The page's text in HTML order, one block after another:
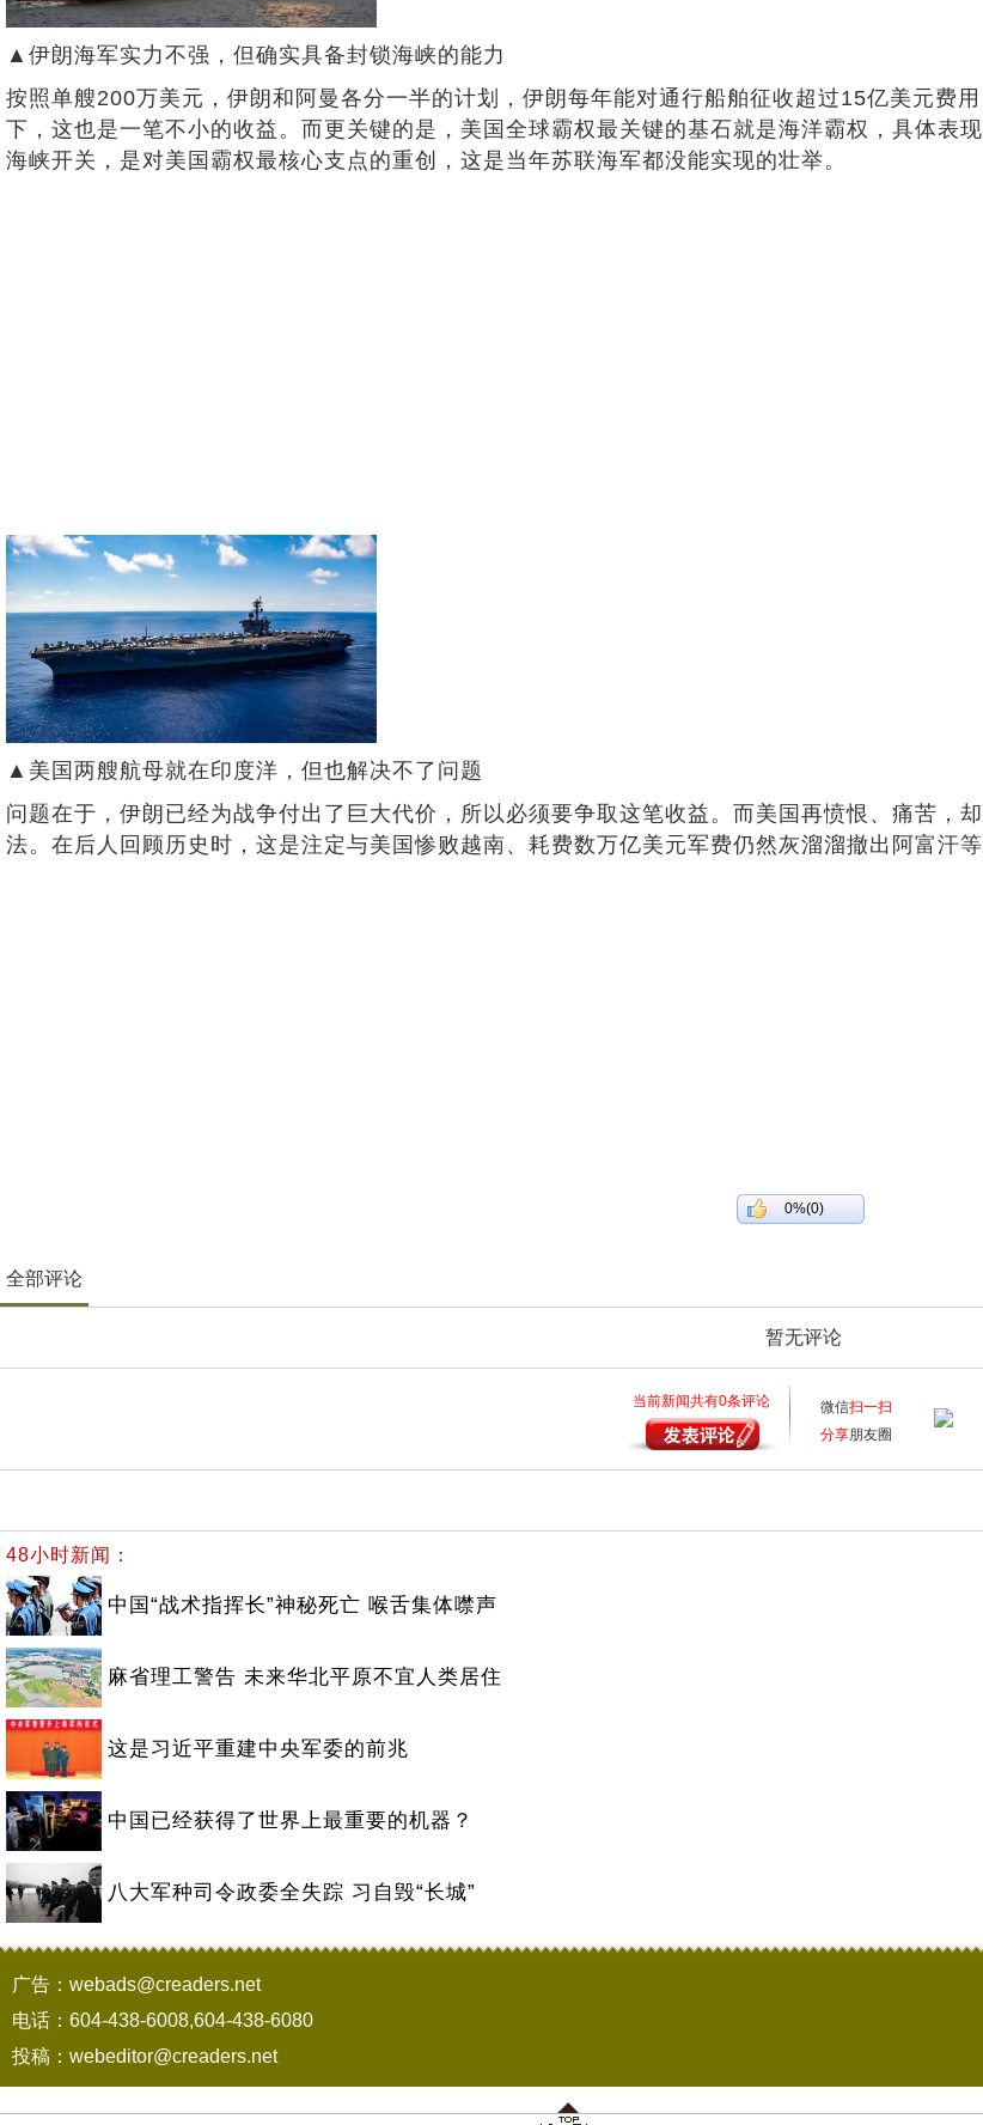
▲伊朗海军实力不强，但确实具备封锁海峡的能力
按照单艘200万美元，伊朗和阿曼各分一半的计划，伊朗每年能对通行船舶征收超过15亿美元费
下，这也是一笔不小的收益。而更关键的是，美国全球霸权最关键的基石就是海洋霸权，具体表
海峡开关，是对美国霸权最核心支点的重创，这是当年苏联海军都没能实现的壮举。
▲美国两艘航母就在印度洋，但也解决不了问题
问题在于，伊朗已经为战争付出了巨大代价，所以必须要争取这笔收益。而美国再愤恨、痛苦，
法。在后人回顾历史时，这是注定与美国惨败越南、耗费数万亿美元军费仍然灰溜溜撤出阿富汗
0%(0)
全部评论
暂无评论
当前新闻共有0条评论 微信扫一扫
分享朋友圈
48小时新闻：
中国“战术指挥长”神秘死亡 喉舌集体噤声
麻省理工警告 未来华北平原不宜人类居住
这是习近平重建中央军委的前兆
中国已经获得了世界上最重要的机器？
八大军种司令政委全失踪 习自毁“长城”
广告：webads@creaders.net
电话：604-438-6008,604-438-6080
投稿：webeditor@creaders.net